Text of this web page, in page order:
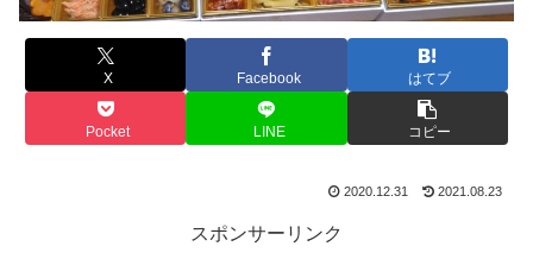
X Facebook はてブ
Pocket LINE コピー
2020.12.31 2021.08.23
スポンサーリンク